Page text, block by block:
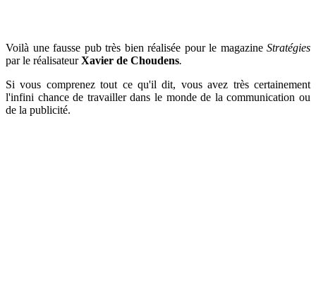
Voilà une fausse pub très bien réalisée pour le magazine Stratégies
par le réalisateur Xavier de Choudens.
Si vous comprenez tout ce qu'il dit, vous avez très certainement
l'infini chance de travailler dans le monde de la communication ou
de la publicité.